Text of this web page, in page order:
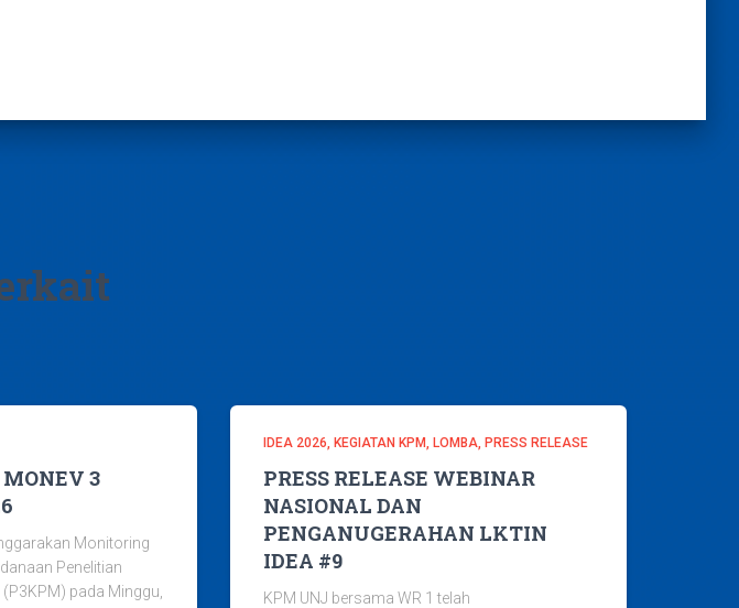
MONEV 3
Monitoring
Penelitian
pada Minggu,
IDEA 2026 KEGIATAN KPM LOMBA PRESS RELEASE
PRESS RELEASE WEBINAR
NASIONAL DAN
PENGANUGERAHAN LKTIN
IDEA #9
KPM UNJ bersama WR 1 telah